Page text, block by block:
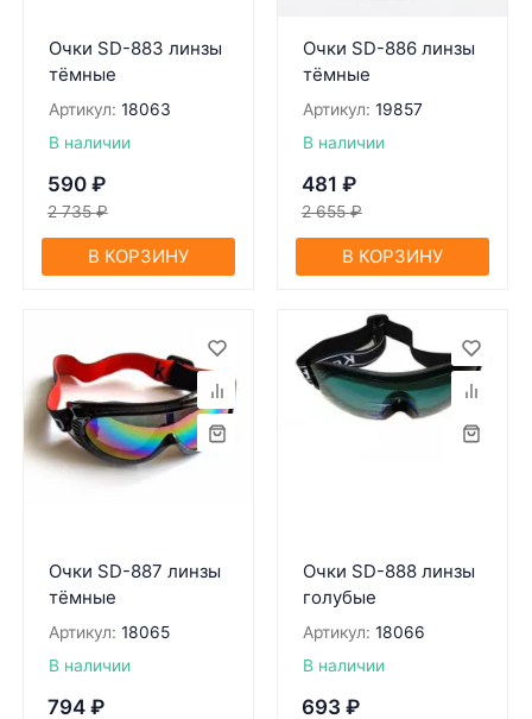
Очки SD-883 линзы
тёмные
Артикул: 18063
В наличии
590 ₽
2 735 ₽
В КОРЗИНУ
Очки SD-886 линзы
тёмные
Артикул: 19857
В наличии
481 ₽
2 655 ₽
В КОРЗИНУ
Очки SD-887 линзы
тёмные
Артикул: 18065
В наличии
794 ₽
Очки SD-888 линзы
голубые
Артикул: 18066
В наличии
693 ₽